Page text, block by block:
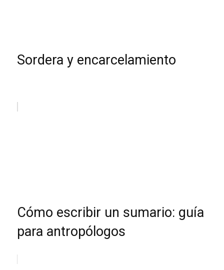
Sordera y encarcelamiento
Cómo escribir un sumario: guía
para antropólogos